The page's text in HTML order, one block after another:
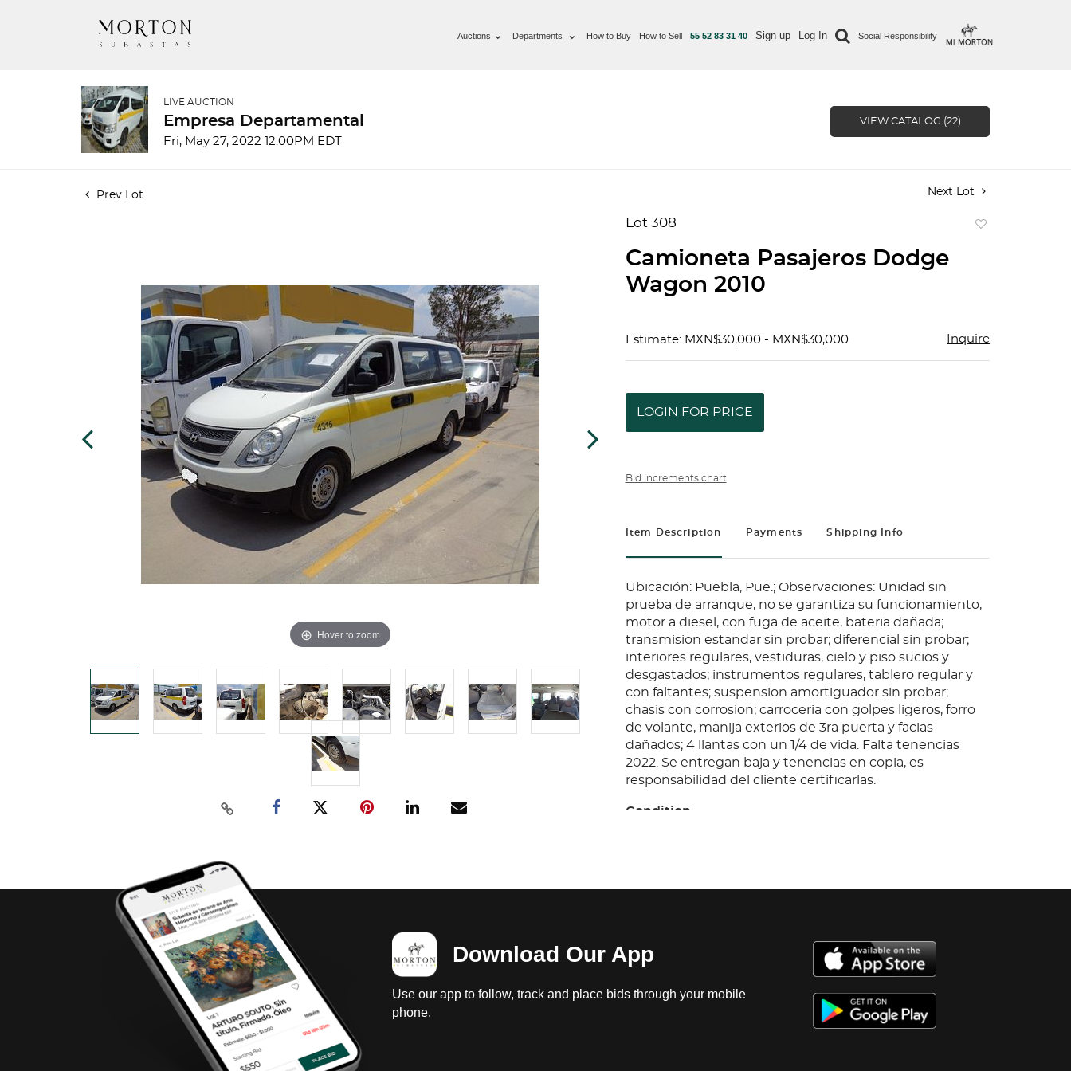
Auctions Departments How to Buy How to Sell 55 52 83 31 40 Sign up Log In Social Responsibility
LIVE AUCTION
Empresa Departamental
Fri, May 27, 2022 12:00PM EDT
VIEW CATALOG (22)
Prev Lot Next Lot
Hover to zoom
Lot 308
Camioneta Pasajeros Dodge
Wagon 2010
Estimate: MXN$30,000 - MXN$30,000 Inquire
LOGIN FOR PRICE
Bid increments chart
Item Description Payments Shipping Info
Ubicación: Puebla, Pue.; Observaciones: Unidad sin
prueba de arranque, no se garantiza su funcionamiento,
motor a diesel, con fuga de aceite, bateria dañada;
transmision estandar sin probar; diferencial sin probar;
interiores regulares, vestiduras, cielo y piso sucios y
desgastados; instrumentos regulares, tablero regular y
con faltantes; suspension amortiguador sin probar;
chasis con corrosion; carroceria con golpes ligeros, forro
de volante, manija exterios de 3ra puerta y facias
dañados; 4 llantas con un 1/4 de vida. Falta tenencias
2022. Se entregan baja y tenencias en copia, es
responsabilidad del cliente certificarlas.
Condition
con faltantes; suspension amortiguador sin probar;
chasis con corrosion; carroceria con golpes ligeros, forro
dañados; 4 llantas con un 1/4 de vida. Falta tenencias
2022. Se entregan baja y tenencias en copia, es
Download Our App
Use our app to follow, track and place bids through your mobile
phone.